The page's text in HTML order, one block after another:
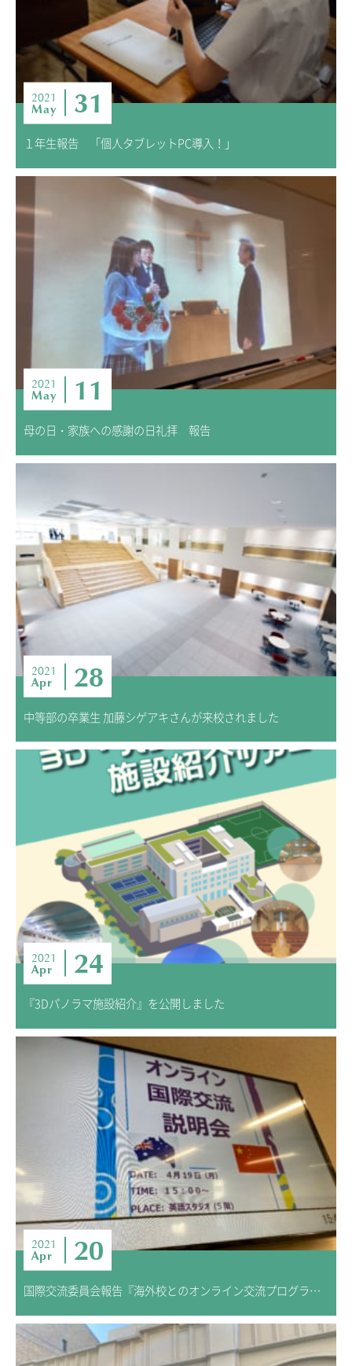
2021
May 31
１年生報告 「個人タブレットPC導入！」
2021
May 11
母の日・家族への感謝の日礼拝 報告
2021
Apr 28
中等部の卒業生 加藤シゲアキさんが来校されました
2021
Apr 24
『3Dパノラマ施設紹介』を公開しました
2021
Apr 20
国際交流委員会報告『海外校とのオンライン交流プログラムが始まります！！』